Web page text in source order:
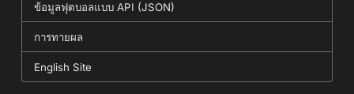
ข้อมูลฟุตบอลแบบ API (JSON)
การทายผล
English Site